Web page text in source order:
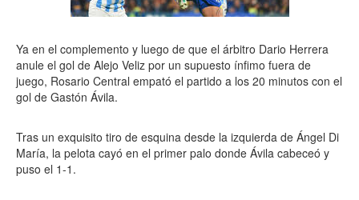
Ya en el complemento y luego de que el árbitro Dario Herrera
anule el gol de Alejo Veliz por un supuesto ínfimo fuera de
juego, Rosario Central empató el partido a los 20 minutos con el
gol de Gastón Ávila.
Tras un exquisito tiro de esquina desde la izquierda de Ángel Di
María, la pelota cayó en el primer palo donde Ávila cabeceó y
puso el 1-1.